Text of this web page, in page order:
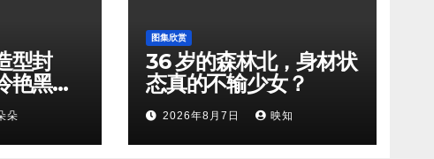
型封
艳黑天
朵
图集欣赏
36 岁的森林北，身材状
态真的不输少女？
2026年8月7日 映知